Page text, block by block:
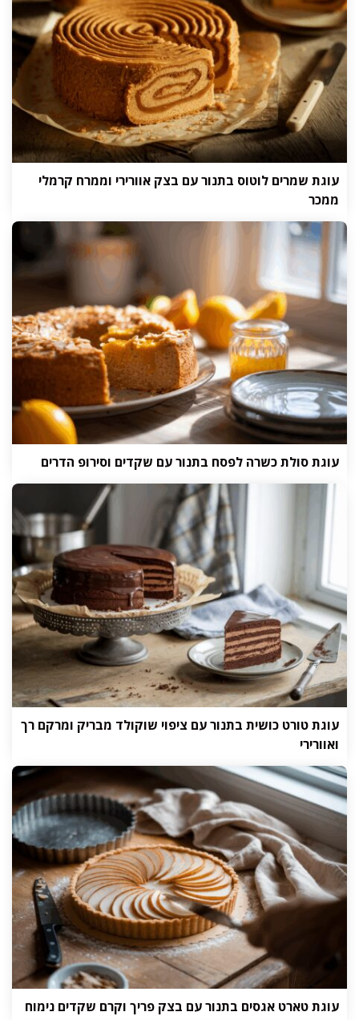
עוגת שמרים לוטוס בתנור עם בצק אוורירי וממרח קרמלי
ממכר
עוגת סולת כשרה לפסח בתנור עם שקדים וסירופ הדרים
עוגת טורט כושית בתנור עם ציפוי שוקולד מבריק ומרקם רך
ואוורירי
עוגת טארט אגסים בתנור עם בצק פריך וקרם שקדים נימוח